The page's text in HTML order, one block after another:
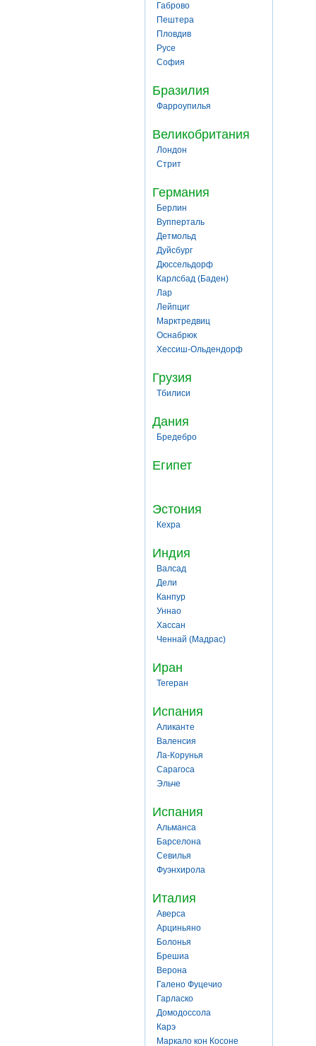
Габрово
Пештера
Пловдив
Русе
София
Бразилия
Фарроупилья
Великобритания
Лондон
Стрит
Германия
Берлин
Вупперталь
Детмольд
Дуйсбург
Дюссельдорф
Карлсбад (Баден)
Лар
Лейпциг
Марктредвиц
Оснабрюк
Хессиш-Ольдендорф
Грузия
Тбилиси
Дания
Бредебро
Египет
Эстония
Кехра
Индия
Валсад
Дели
Канпур
Уннао
Хассан
Ченнай (Мадрас)
Иран
Тегеран
Испания
Аликанте
Валенсия
Ла-Корунья
Сарагоса
Эльче
Испания
Альманса
Барселона
Севилья
Фуэнхирола
Италия
Аверса
Арциньяно
Болонья
Брешиа
Верона
Галено Фуцечио
Гарласко
Домодоссола
Карэ
Маркало кон Косоне